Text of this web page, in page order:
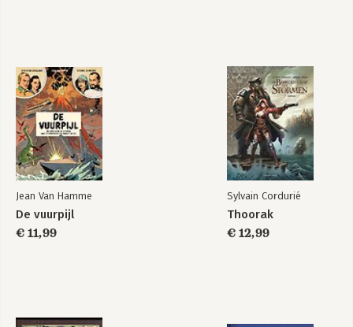
Jean Van Hamme
De vuurpijl
€ 11,99
Sylvain Cordurié
Thoorak
€ 12,99